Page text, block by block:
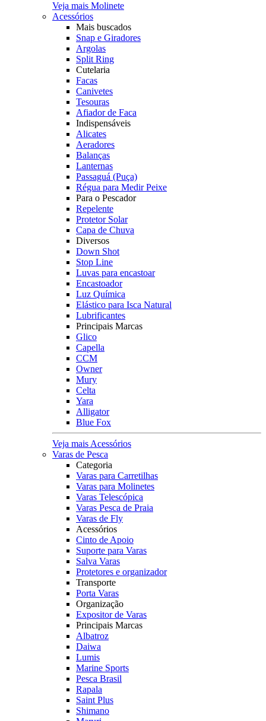
Veja mais Molinete
Acessórios
Mais buscados
Snap e Giradores
Argolas
Split Ring
Cutelaria
Facas
Canivetes
Tesouras
Afiador de Faca
Indispensáveis
Alicates
Aeradores
Balanças
Lanternas
Passaguá (Puça)
Régua para Medir Peixe
Para o Pescador
Repelente
Protetor Solar
Capa de Chuva
Diversos
Down Shot
Stop Line
Luvas para encastoar
Encastoador
Luz Química
Elástico para Isca Natural
Lubrificantes
Principais Marcas
Glico
Capella
CCM
Owner
Mury
Celta
Yara
Alligator
Blue Fox
Veja mais Acessórios
Varas de Pesca
Categoria
Varas para Carretilhas
Varas para Molinetes
Varas Telescópica
Varas Pesca de Praia
Varas de Fly
Acessórios
Cinto de Apoio
Suporte para Varas
Salva Varas
Protetores e organizador
Transporte
Porta Varas
Organização
Expositor de Varas
Principais Marcas
Albatroz
Daiwa
Lumis
Marine Sports
Pesca Brasil
Rapala
Saint Plus
Shimano